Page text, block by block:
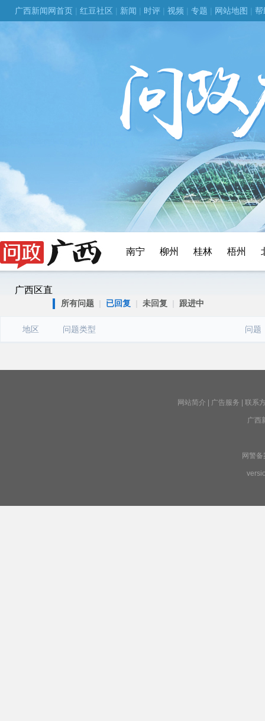
广西新闻网首页 | 红豆社区 | 新闻 | 时评 | 视频 | 专题 | 网站地图 | 帮
南宁 柳州 桂林 梧州
广西区直
所有问题 | 已回复 | 未回复 | 跟进中
地区 问题类型 问题
网站简介 广告服务 联系
广西
网警